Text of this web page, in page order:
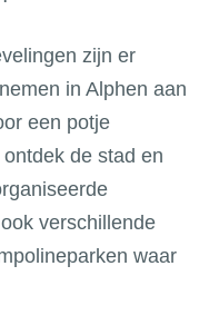
zijn er
in Alphen aan
een potje
de stad en
verschillende
waar